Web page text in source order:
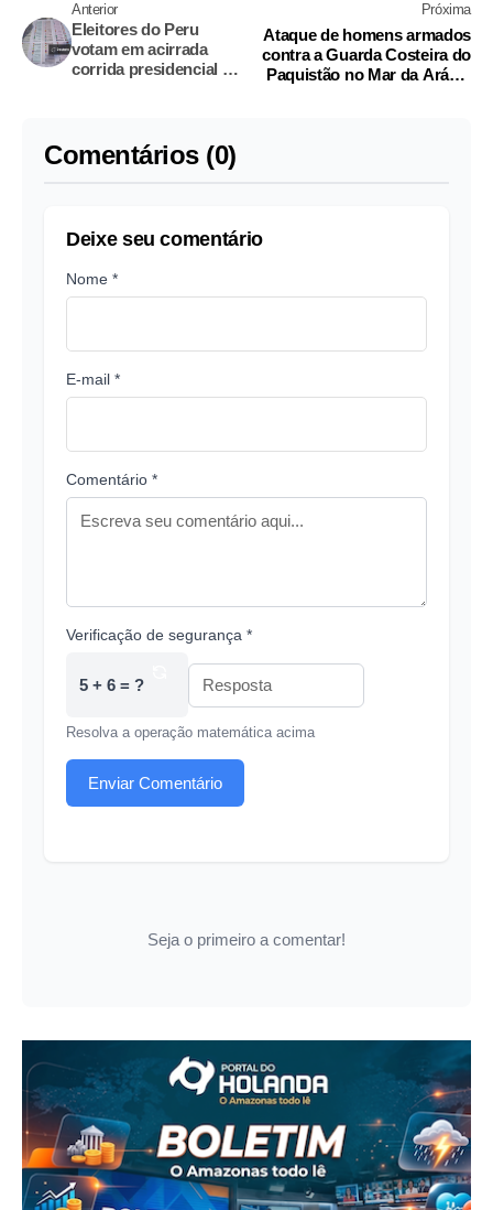
Anterior
Eleitores do Peru
votam em acirrada
corrida presidencial e
Próxima
Ataque de homens armados
contra a Guarda Costeira do
Paquistão no Mar da Arábia
Comentários (0)
Deixe seu comentário
Nome *
E-mail *
Comentário *
Verificação de segurança *
5 + 6 = ?
Resolva a operação matemática acima
Enviar Comentário
Seja o primeiro a comentar!